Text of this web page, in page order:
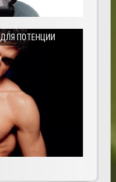
ПОТЕНЦИИ